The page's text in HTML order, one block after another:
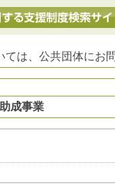
は、公共団体にお
成事業